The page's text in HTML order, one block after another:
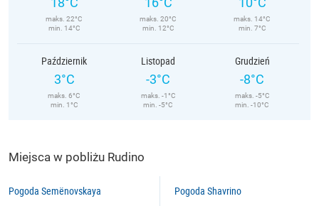
maks. 22°C
min. 14°C
maks. 20°C
min. 12°C
maks. 14°C
min. 7°C
Październik
3°C
maks. 6°C
min. 1°C
Listopad
-3°C
maks. -1°C
min. -5°C
Grudzień
-8°C
maks. -5°C
min. -10°C
Miejsca w pobliżu Rudino
Pogoda Semënovskaya Pogoda Shavrino